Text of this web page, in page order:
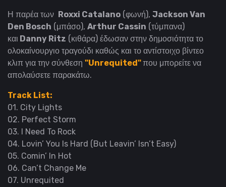
Η παρέα των Roxxi Catalano (φωνή), Jackson Van
Den Bosch (μπάσο), Arthur Cassin (τύμπανα)
και Danny Ritz (κιθάρα) έδωσαν στην δημοσιότητα το
ολοκαίνουργιο τραγούδι καθώς και το αντίστοιχο βίντεο
κλιπ για την σύνθεση "Unrequited"που μπορείτε να
απολαύσετε παρακάτω.
Track List:
01. City Lights
02. Perfect Storm
03. I Need To Rock
04. Lovin’ You Is Hard (But Leavin’ Isn’t Easy)
05. Comin’ In Hot
06. Can’t Change Me
07. Unrequited